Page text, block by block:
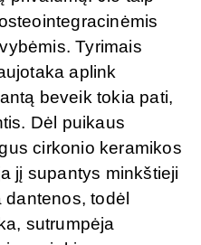
Tyrimais
aplink
beveik tokia pati,
Dėl puikaus
cirkonio keramikos
jį supantys minkštieji
todėl
sutrumpėja